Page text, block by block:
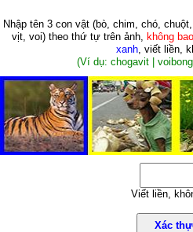
Nhập tên 3 con vật (bò, chim, chó,
vịt, voi)theo thứ tự trên ảnh, không
xanh, viết liền,
(Ví dụ: chogavit |
Viết liền,
Xác